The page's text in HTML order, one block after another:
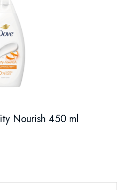
Nourish 450 ml